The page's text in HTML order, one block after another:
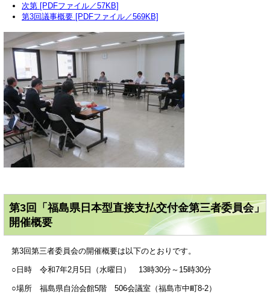
次第 [PDFファイル／57KB]
第3回議事概要 [PDFファイル／569KB]
第3回「福島県日本型直接支払交付金第三者委員会」
開催概要
第3回第三者委員会の開催概要は以下のとおりです。
○日時 令和7年2月5日（水曜日） 13時30分～15時30分
○場所 福島県自治会館5階 506会議室（福島市中町8-2）